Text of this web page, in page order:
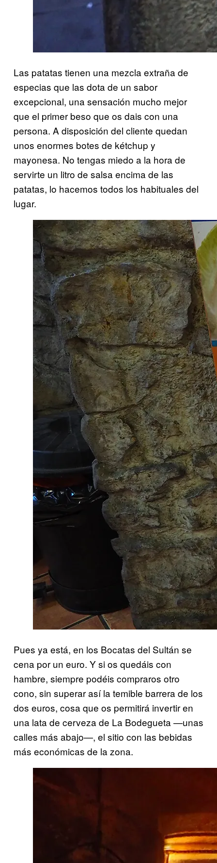
Las patatas tienen una mezcla extraña de
especias que las dota de un sabor
excepcional, una sensación mucho mejor
que el primer beso que os dais con una
persona. A disposición del cliente quedan
unos enormes botes de kétchup y
mayonesa. No tengas miedo a la hora de
servirte un litro de salsa encima de las
patatas, lo hacemos todos los habituales del
lugar.
Pues ya está, en los Bocatas del Sultán se
cena por un euro. Y si os quedáis con
hambre, siempre podéis compraros otro
cono, sin superar así la temible barrera de los
dos euros, cosa que os permitirá invertir en
una lata de cerveza de La Bodegueta —unas
calles más abajo—, el sitio con las bebidas
más económicas de la zona.